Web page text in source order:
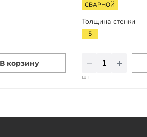
В корзину
СВАРНОЙ
Толщина стенки
5
шт